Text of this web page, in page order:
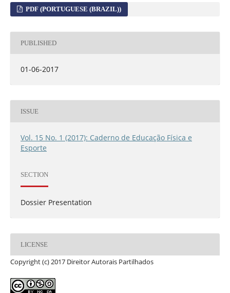
PDF (PORTUGUESE (BRAZIL))
PUBLISHED
01-06-2017
ISSUE
Vol. 15 No. 1 (2017): Caderno de Educação Física e
Esporte
SECTION
Dossier Presentation
LICENSE
Copyright (c) 2017 Direitor Autorais Partilhados